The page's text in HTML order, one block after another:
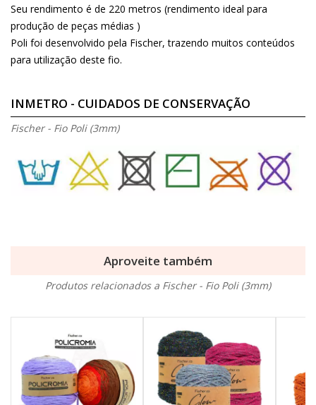
Seu rendimento é de 220 metros (rendimento ideal para
produção de peças médias )
Poli foi desenvolvido pela Fischer, trazendo muitos conteúdos
para utilização deste fio.
INMETRO - CUIDADOS DE CONSERVAÇÃO
Fischer - Fio Poli (3mm)
Aproveite também
Produtos relacionados a Fischer - Fio Poli (3mm)